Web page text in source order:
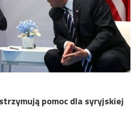
pomoc dla syryjskiej